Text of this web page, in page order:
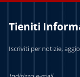
Tieniti
Iscriviti per notizie,